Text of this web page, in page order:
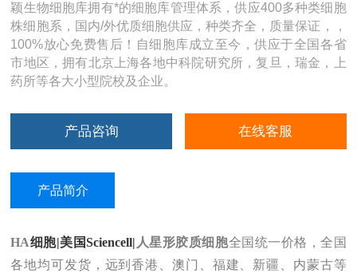
颖生物细胞库拥有*的细胞库管理体系，供应400多种类细胞
株细胞系，国内/外优质细胞供应，种类齐全，质量保证，，
100%放心免费售后！自细胞库成立至今，供应于全国各省
市地区，拥有北京上海各地中科院研究所，复旦，瑞金，上
药所等各大小型院校及企业。
产品咨询 在线客服
产品简介
HA细胞|美国Sciencell| 人星形胶质细胞全国统一价格，全国
各地均可发货，远到香港、澳门、福建、新疆、内蒙古等